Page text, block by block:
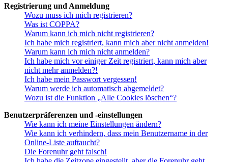
Registrierung und Anmeldung
Wozu muss ich mich registrieren?
Was ist COPPA?
Warum kann ich mich nicht registrieren?
Ich habe mich registriert, kann mich aber nicht anmelden!
Warum kann ich mich nicht anmelden?
Ich habe mich vor einiger Zeit registriert, kann mich aber
nicht mehr anmelden?!
Ich habe mein Passwort vergessen!
Warum werde ich automatisch abgemeldet?
Wozu ist die Funktion „Alle Cookies löschen“?
Benutzerpräferenzen und -einstellungen
Wie kann ich meine Einstellungen ändern?
Wie kann ich verhindern, dass mein Benutzername in der
Online-Liste auftaucht?
Die Forenuhr geht falsch!